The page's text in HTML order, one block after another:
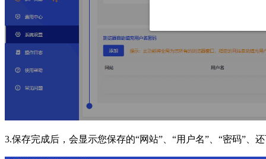
3.保存完成后，会显示您保存的“网站”、“用户名”、“密码”、